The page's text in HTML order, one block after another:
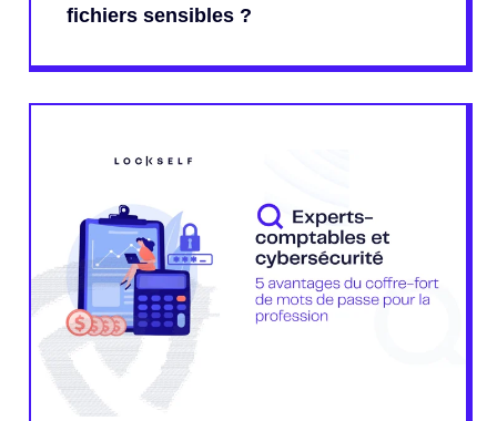
fichiers sensibles ?